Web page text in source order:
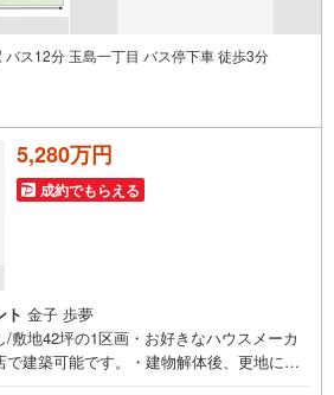
ス12分 玉島一丁目 バス停下車 徒歩3分
5,280万円
成約でもらえる
ト 金子 歩夢
/敷地42坪の1区画・お好きなハウスメーカ
で建築可能です。・建物解体後、更地にて